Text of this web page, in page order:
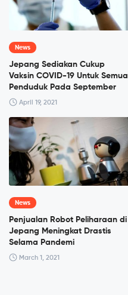
News
Jepang Sediakan Cukup
Vaksin COVID-19 Untuk Semua
Penduduk Pada September
April 19, 2021
News
Penjualan Robot Peliharaan di
Jepang Meningkat Drastis
Selama Pandemi
March 1, 2021